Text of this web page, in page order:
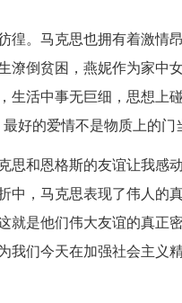
徨。马克思也拥有着激情
潦倒贫困，燕妮作为家中
生活中事无巨细，思想上
好的爱情不是物质上的门
思和恩格斯的友谊让我感
中，马克思表现了伟人的
就是他们伟大友谊的真正
我们今天在加强社会主义